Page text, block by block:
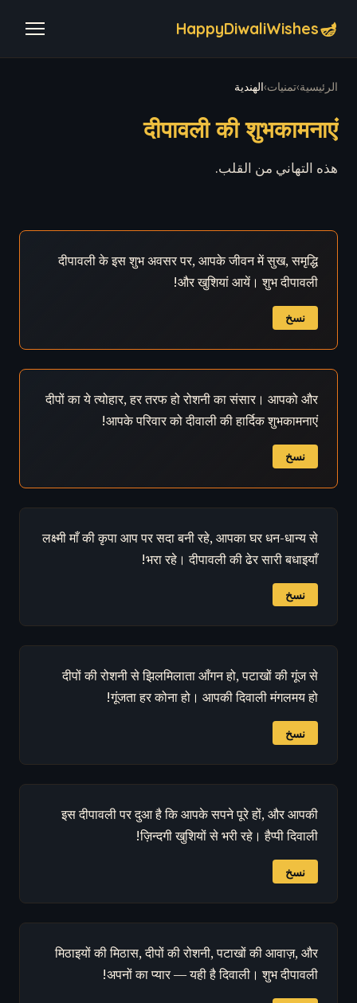
🪔
HappyDiwaliWishes
الرئيسية›تمنيات›الهندية
दीपावली की शुभकामनाएं
هذه التهاني من القلب.
दीपावली के इस शुभ अवसर पर, आपके जीवन में सुख, समृद्धि
और खुशियां आयें। शुभ दीपावली!
نسخ
दीपों का ये त्योहार, हर तरफ हो रोशनी का संसार। आपको और
आपके परिवार को दीवाली की हार्दिक शुभकामनाएं!
نسخ
लक्ष्मी माँ की कृपा आप पर सदा बनी रहे, आपका घर धन-धान्य से
भरा रहे। दीपावली की ढेर सारी बधाइयाँ!
نسخ
दीपों की रोशनी से झिलमिलाता आँगन हो, पटाखों की गूंज से
गूंजता हर कोना हो। आपकी दिवाली मंगलमय हो!
نسخ
इस दीपावली पर दुआ है कि आपके सपने पूरे हों, और आपकी
ज़िन्दगी खुशियों से भरी रहे। हैप्पी दिवाली!
نسخ
मिठाइयों की मिठास, दीपों की रोशनी, पटाखों की आवाज़, और
अपनों का प्यार — यही है दिवाली। शुभ दीपावली!